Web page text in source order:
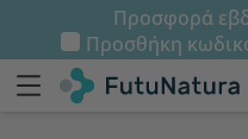
Προσφορά
Προσθήκη